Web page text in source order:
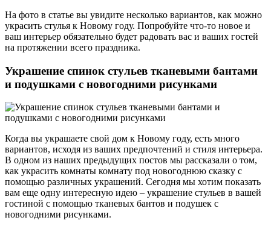
На фото в статье вы увидите несколько вариантов, как можно
украсить стулья к Новому году. Попробуйте что-то новое и
ваш интерьер обязательно будет радовать вас и ваших гостей
на протяжении всего праздника.
Украшение спинок стульев тканевыми бантами
и подушками с новогодними рисунками
Когда вы украшаете свой дом к Новому году, есть много
вариантов, исходя из ваших предпочтений и стиля интерьера.
В одном из наших предыдущих постов мы рассказали о том,
как украсить комнаты комнату под новогоднюю сказку с
помощью различных украшений. Сегодня мы хотим показать
вам еще одну интересную идею – украшение стульев в вашей
гостиной с помощью тканевых бантов и подушек с
новогодними рисунками.